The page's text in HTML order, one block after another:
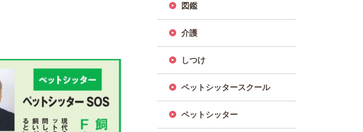
図鑑
介護
しつけ
ペットシッタースクール
ペットシッター